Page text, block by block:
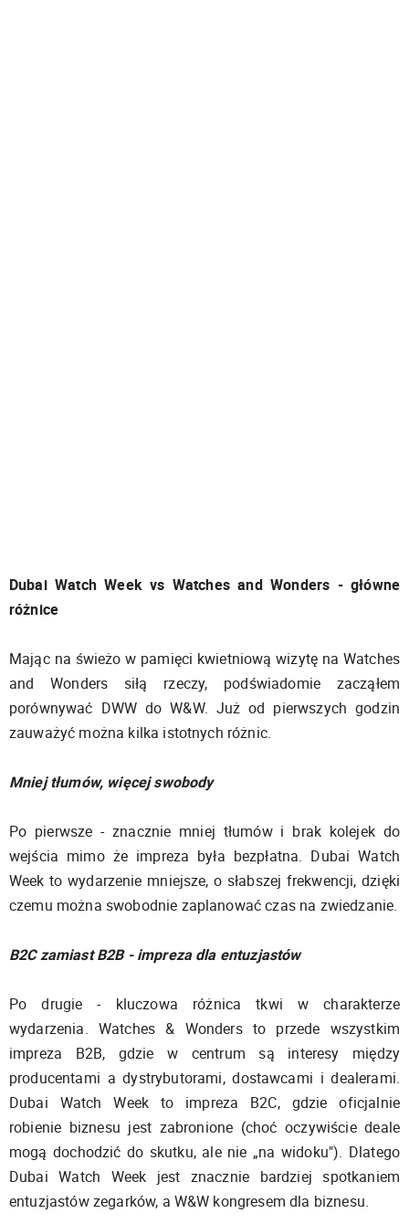
Dubai Watch Week vs Watches and Wonders - główne
różnice
Mając na świeżo w pamięci kwietniową wizytę na Watches
and Wonders siłą rzeczy, podświadomie zacząłem
porównywać DWW do W&W. Już od pierwszych godzin
zauważyć można kilka istotnych różnic.
Mniej tłumów, więcej swobody
Po pierwsze - znacznie mniej tłumów i brak kolejek do
wejścia mimo że impreza była bezpłatna. Dubai Watch
Week to wydarzenie mniejsze, o słabszej frekwencji, dzięki
czemu można swobodnie zaplanować czas na zwiedzanie.
B2C zamiast B2B - impreza dla entuzjastów
Po drugie - kluczowa różnica tkwi w charakterze
wydarzenia. Watches & Wonders to przede wszystkim
impreza B2B, gdzie w centrum są interesy między
producentami a dystrybutorami, dostawcami i dealerami.
Dubai Watch Week to impreza B2C, gdzie oficjalnie
robienie biznesu jest zabronione (choć oczywiście deale
mogą dochodzić do skutku, ale nie „na widoku"). Dlatego
Dubai Watch Week jest znacznie bardziej spotkaniem
entuzjastów zegarków, a W&W kongresem dla biznesu.